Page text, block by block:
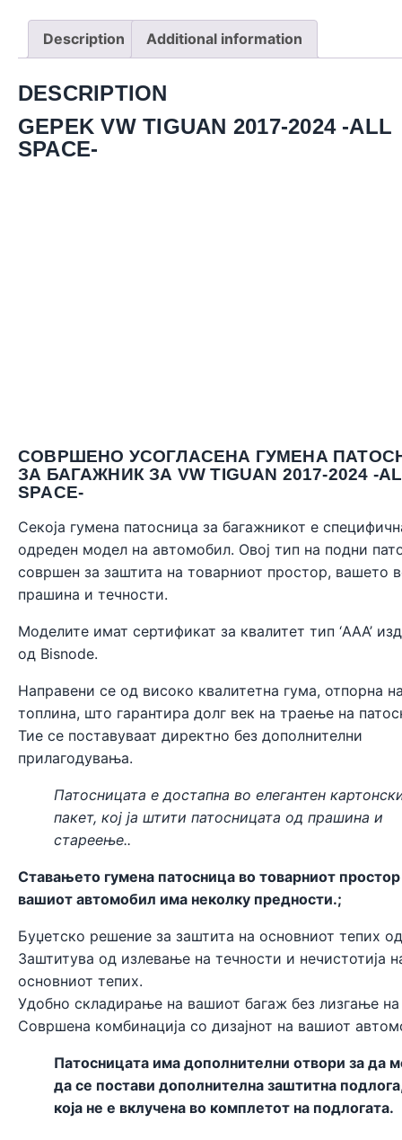
Description Additional information
DESCRIPTION
GEPEK VW TIGUAN 2017-2024 -ALL
SPACE-
СОВРШЕНО УСОГЛАСЕНА ГУМЕНА
ЗА БАГАЖНИК ЗА VW TIGUAN 2017-2024 -
SPACE-
Секоја гумена патосница за багажникот е
одреден модел на автомобил. Овој тип на подни
совршен за заштита на товарниот простор, вашето
прашина и течности.
Моделите имат сертификат за квалитет тип ‘AAA’
од Bisnode.
Направени се од високо квалитетна гума, отпорна
топлина, што гарантира долг век на траење на
Тие се поставуваат директно без дополнителни
прилагодувања.
Патосницата е достапна во елегантен
пакет, кој ја штити патосницата од прашина и
стареење..
Ставањето гумена патосница во товарниот простор
вашиот автомобил има неколку предности.;
Буџетско решение за заштита на основниот тепих
Заштитува од излевање на течности и нечистотија
основниот тепих.
Удобно складирање на вашиот багаж без лизгање на
Совршена комбинација со дизајнот на вашиот
Патосницата има дополнителни отвори за да
да се постави дополнителна заштитна
која не е вклучена во комплетот на подлогата.